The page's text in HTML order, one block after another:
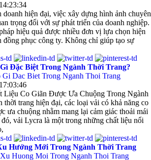
hiện đại, việc xây dựng hình ảnh chuyên
trọng đối với sự phát triển của doanh nghiệp.
hiệu quả được nhiều đơn vị lựa chọn hiện
đồng phục công ty. Không chỉ giúp tạo sự
Đặc Biệt Trong Ngành Thời Trang?
Liệu Co Giãn Được Ưa Chuộng Trong Ngành
thời trang hiện đại, các loại vải có khả năng co
ưa chuộng nhằm mang lại cảm giác thoải mái
vải Lycra là một trong những chất liệu nổi
Hướng Mới Trong Ngành Thời Trang